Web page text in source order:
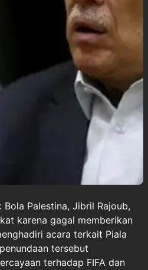
Bola Palestina, Jibril Rajoub,
karena gagal memberikan
acara terkait Piala
tersebut
terhadap FIFA dan